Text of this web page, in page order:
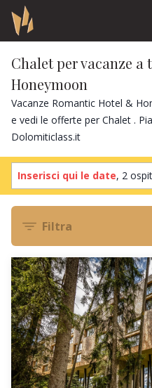
Chalet per vacanze
Honeymoon
Vacanze Romantic Hotel &
e vedi le offerte per Chalet .
Dolomiticlass.it
Inserisci qui le date, 2
Filtra